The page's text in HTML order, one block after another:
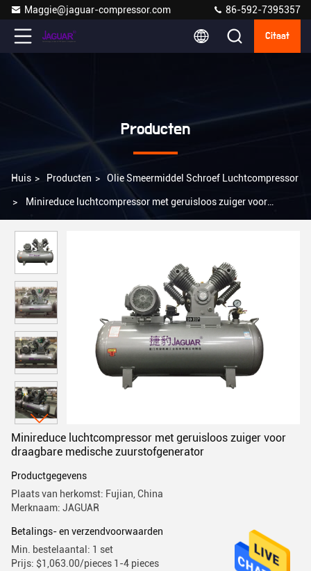
Maggie@jaguar-compressor.com 86-592-7395357
Citaat
Producten
Huis > Producten > Olie Smeermiddel Schroef Luchtcompressor
> Minireduce luchtcompressor met geruisloos zuiger voor
Minireduce luchtcompressor met geruisloos zuiger voor
draagbare medische zuurstofgenerator
Productgegevens
Plaats van herkomst: Fujian, China
Merknaam: JAGUAR
Betalings- en verzendvoorwaarden
Min. bestelaantal: 1 set
Prijs: $1,063.00/pieces 1-4 pieces